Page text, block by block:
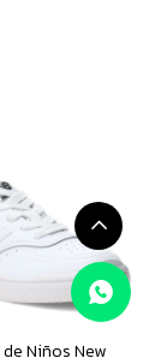
Niños New